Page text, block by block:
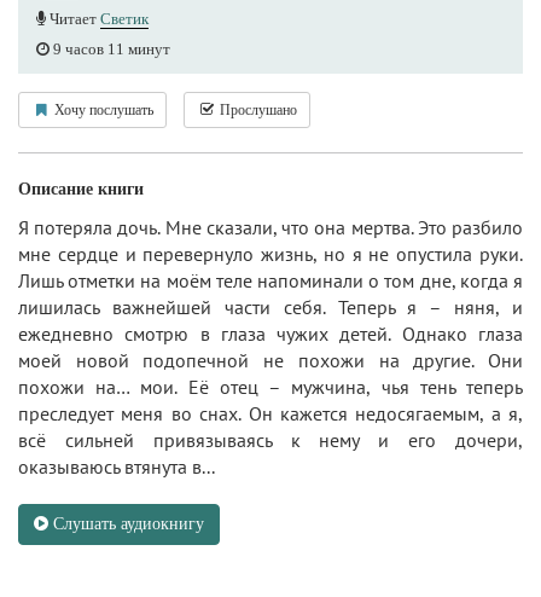
Читает Светик
9 часов 11 минут
Хочу послушать Прослушано
Описание книги
Я потеряла дочь. Мне сказали, что она мертва. Это разбило
мне сердце и перевернуло жизнь, но я не опустила руки.
Лишь отметки на моём теле напоминали о том дне, когда я
лишилась важнейшей части себя. Теперь я – няня, и
ежедневно смотрю в глаза чужих детей. Однако глаза
моей новой подопечной не похожи на другие. Они
похожи на… мои. Её отец – мужчина, чья тень теперь
преследует меня во снах. Он кажется недосягаемым, а я,
всё сильней привязываясь к нему и его дочери,
оказываюсь втянута в...
Слушать аудиокнигу